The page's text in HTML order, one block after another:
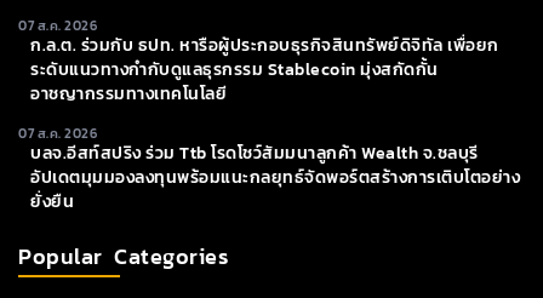
07 ส.ค. 2026
ก.ล.ต. ร่วมกับ ธปท. หารือผู้ประกอบธุรกิจสินทรัพย์ดิจิทัล เพื่อยก
ระดับแนวทางกำกับดูแลธุรกรรม Stablecoin มุ่งสกัดกั้น
อาชญากรรมทางเทคโนโลยี
07 ส.ค. 2026
บลจ.อีสท์สปริง ร่วม Ttb โรดโชว์สัมมนาลูกค้า Wealth จ.ชลบุรี
อัปเดตมุมมองลงทุนพร้อมแนะกลยุทธ์จัดพอร์ตสร้างการเติบโตอย่าง
ยั่งยืน
Popular Categories